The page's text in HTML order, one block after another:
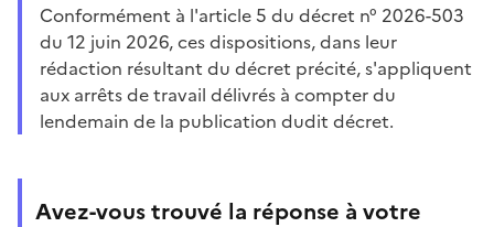
Conformément à l'article 5 du décret n° 2026-503
du 12 juin 2026, ces dispositions, dans leur
rédaction résultant du décret précité, s'appliquent
aux arrêts de travail délivrés à compter du
lendemain de la publication dudit décret.
Avez-vous trouvé la réponse à votre